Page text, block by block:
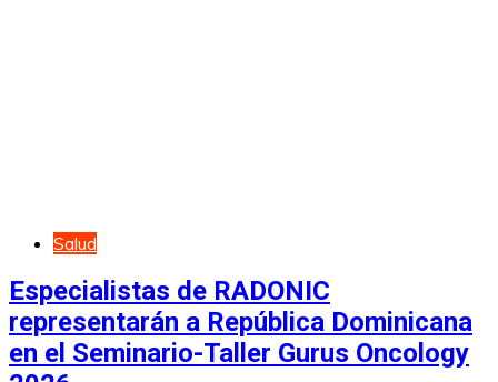
Salud
Especialistas de RADONIC
representarán a República Dominicana
en el Seminario-Taller Gurus Oncology